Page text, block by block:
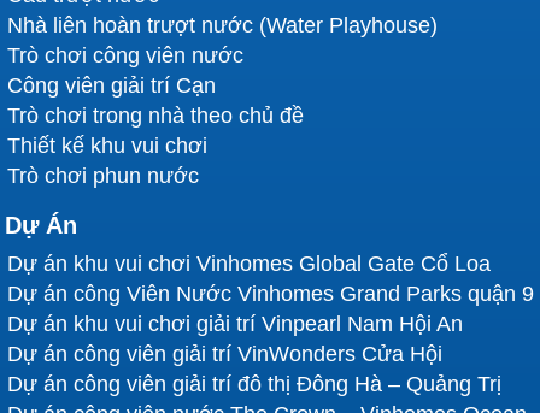
Nhà liên hoàn trượt nước (Water Playhouse)
Trò chơi công viên nước
Công viên giải trí Cạn
Trò chơi trong nhà theo chủ đề
Thiết kế khu vui chơi
Trò chơi phun nước
Dự Án
Dự án khu vui chơi Vinhomes Global Gate Cổ Loa
Dự án công Viên Nước Vinhomes Grand Parks quận 9
Dự án khu vui chơi giải trí Vinpearl Nam Hội An
Dự án công viên giải trí VinWonders Cửa Hội
Dự án công viên giải trí đô thị Đông Hà – Quảng Trị